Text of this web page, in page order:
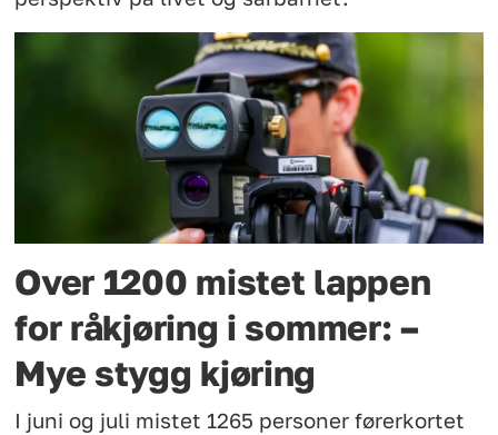
Over 1200 mistet lappen
for råkjøring i sommer: –
Mye stygg kjøring
I juni og juli mistet 1265 personer førerkortet